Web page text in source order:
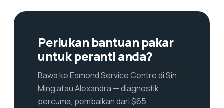
Perlukan bantuan pakar
untuk peranti anda?
Bawa ke Esmond Service Centre di Sin
Ming atau Alexandra — diagnostik
percuma, pembaikan dari $65,